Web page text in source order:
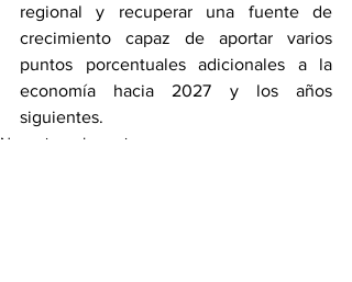
regional y recuperar una fuente de
crecimiento capaz de aportar varios
puntos porcentuales adicionales a la
economía hacia 2027 y los años
siguientes.
Negocios e Inversiones